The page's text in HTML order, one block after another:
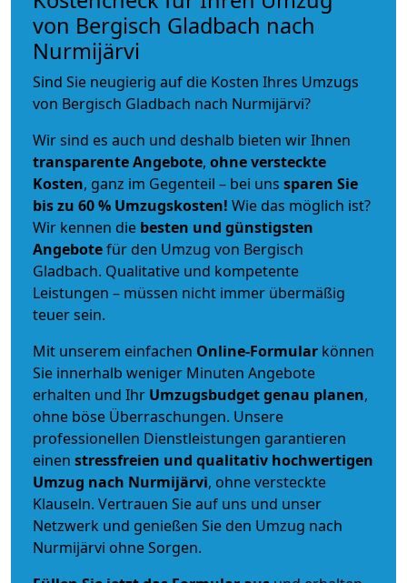
von Bergisch Gladbach nach
Nurmijärvi
Sind Sie neugierig auf die Kosten Ihres Umzugs
von Bergisch Gladbach nach Nurmijärvi?
Wir sind es auch und deshalb bieten wir Ihnen
transparente Angebote, ohne versteckte
Kosten, ganz im Gegenteil – bei uns sparen Sie
bis zu 60 % Umzugskosten! Wie das möglich ist?
Wir kennen die besten und günstigsten
Angebotefür den Umzug von Bergisch
Gladbach. Qualitative und kompetente
Leistungen – müssen nicht immer übermäßig
teuer sein.
Mit unserem einfachen Online-Formular können
Sie innerhalb weniger Minuten Angebote
erhalten und Ihr Umzugsbudgetgenau planen,
ohne böse Überraschungen. Unsere
professionellen Dienstleistungen garantieren
einen stressfreien und qualitativ hochwertigen
Umzug nach Nurmijärvi, ohne versteckte
Klauseln. Vertrauen Sie auf uns und unser
Netzwerk und genießen Sie den Umzug nach
Nurmijärvi ohne Sorgen.